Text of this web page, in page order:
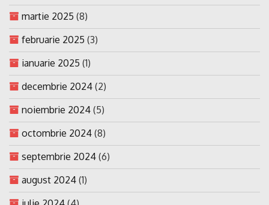
martie 2025 (8)
februarie 2025 (3)
ianuarie 2025 (1)
decembrie 2024 (2)
noiembrie 2024 (5)
octombrie 2024 (8)
septembrie 2024 (6)
august 2024 (1)